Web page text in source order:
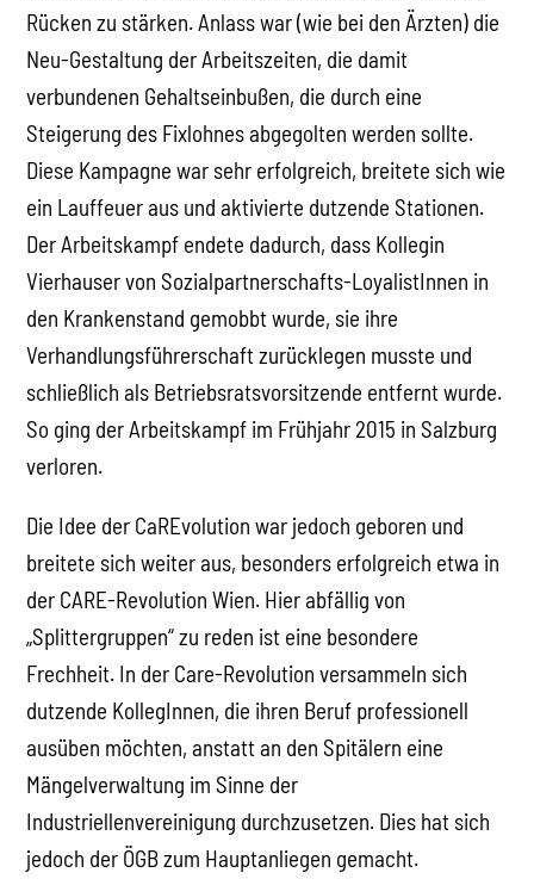
Rücken zu stärken. Anlass war (wie bei den Ärzten) die
Neu-Gestaltung der Arbeitszeiten, die damit
verbundenen Gehaltseinbußen, die durch eine
Steigerung des Fixlohnes abgegolten werden sollte.
Diese Kampagne war sehr erfolgreich, breitete sich wie
ein Lauffeuer aus und aktivierte dutzende Stationen.
Der Arbeitskampf endete dadurch, dass Kollegin
Vierhauser von Sozialpartnerschafts-LoyalistInnen in
den Krankenstand gemobbt wurde, sie ihre
Verhandlungsführerschaft zurücklegen musste und
schließlich als Betriebsratsvorsitzende entfernt wurde.
So ging der Arbeitskampf im Frühjahr 2015 in Salzburg
verloren.
Die Idee der CaREvolution war jedoch geboren und
breitete sich weiter aus, besonders erfolgreich etwa in
der CARE-Revolution Wien. Hier abfällig von
„Splittergruppen“ zu reden ist eine besondere
Frechheit. In der Care-Revolution versammeln sich
dutzende KollegInnen, die ihren Beruf professionell
ausüben möchten, anstatt an den Spitälern eine
Mängelverwaltung im Sinne der
Industriellenvereinigung durchzusetzen. Dies hat sich
jedoch der ÖGB zum Hauptanliegen gemacht.